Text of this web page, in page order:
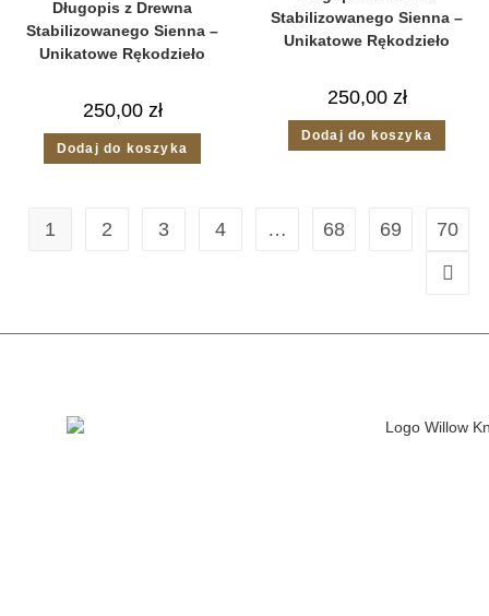
Długopis z Drewna
Stabilizowanego Sienna –
Unikatowe Rękodzieło
250,00 zł
Dodaj do koszyka
Stabilizowanego Sienna –
Unikatowe Rękodzieło
250,00 zł
Dodaj do koszyka
1 2 3 4 … 68 69 70